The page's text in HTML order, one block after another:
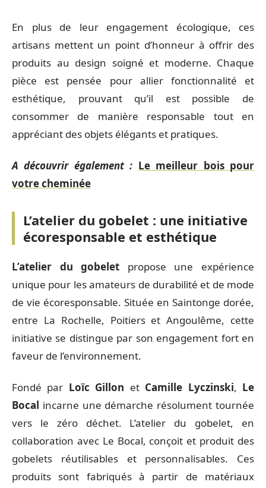
En plus de leur engagement écologique, ces
artisans mettent un point d’honneur à offrir des
produits au design soigné et moderne. Chaque
pièce est pensée pour allier fonctionnalité et
esthétique, prouvant qu’il est possible de
consommer de manière responsable tout en
appréciant des objets élégants et pratiques.
A découvrir également : Le meilleur bois pour
votre cheminée
L’atelier du gobelet : une initiative
écoresponsable et esthétique
L’atelier du gobelet propose une expérience
unique pour les amateurs de durabilité et de mode
de vie écoresponsable. Située en Saintonge dorée,
entre La Rochelle, Poitiers et Angoulême, cette
initiative se distingue par son engagement fort en
faveur de l’environnement.
Fondé par Loïc Gillon et Camille Lyczinski, Le
Bocal incarne une démarche résolument tournée
vers le zéro déchet. L’atelier du gobelet, en
collaboration avec Le Bocal, conçoit et produit des
gobelets réutilisables et personnalisables. Ces
produits sont fabriqués à partir de matériaux